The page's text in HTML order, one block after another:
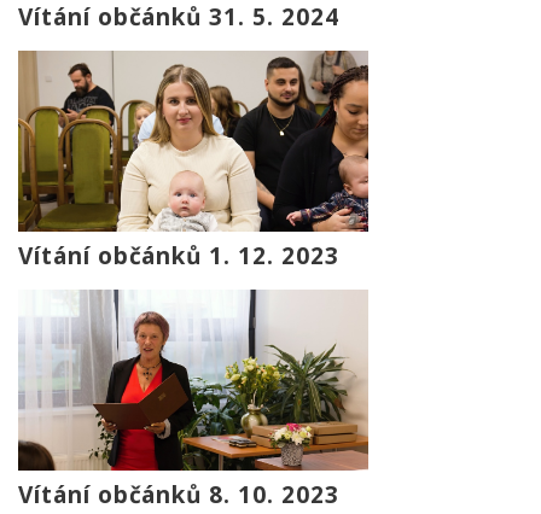
Vítání občánků 31. 5. 2024
Vítání občánků 1. 12. 2023
Vítání občánků 8. 10. 2023